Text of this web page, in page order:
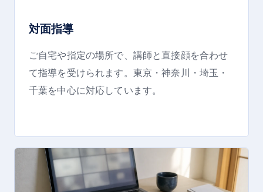
対面指導
ご自宅や指定の場所で、講師と直接顔を合わせ
て指導を受けられます。東京・神奈川・埼玉・
千葉を中心に対応しています。